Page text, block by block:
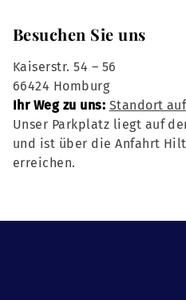
Besuchen Sie uns
Kaiserstr. 54 – 56
66424 Homburg
Ihr Weg zu uns: Standort
Unser Parkplatz liegt auf
und ist über die Anfahrt
erreichen.